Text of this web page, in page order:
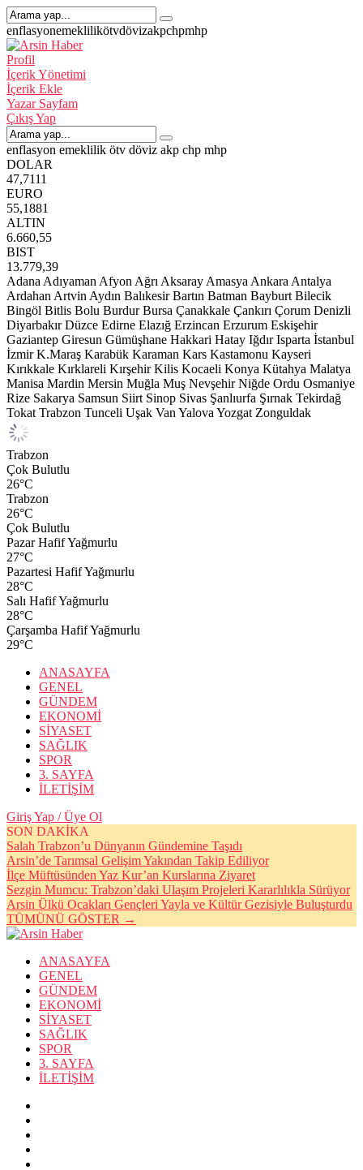
enflasyonemeklilikötvdövizakpchpmhp
Profil
İçerik Yönetimi
İçerik Ekle
Yazar Sayfam
Çıkış Yap
enflasyon emeklilik ötv döviz akp chp mhp
DOLAR
47,7111
EURO
55,1881
ALTIN
6.660,55
BIST
13.779,39
Adana Adıyaman Afyon Ağrı Aksaray Amasya Ankara Antalya
Ardahan Artvin Aydın Balıkesir Bartın Batman Bayburt Bilecik
Bingöl Bitlis Bolu Burdur Bursa Çanakkale Çankırı Çorum Denizli
Diyarbakır Düzce Edirne Elazığ Erzincan Erzurum Eskişehir
Gaziantep Giresun Gümüşhane Hakkari Hatay Iğdır Isparta İstanbul
İzmir K.Maraş Karabük Karaman Kars Kastamonu Kayseri
Kırıkkale Kırklareli Kırşehir Kilis Kocaeli Konya Kütahya Malatya
Manisa Mardin Mersin Muğla Muş Nevşehir Niğde Ordu Osmaniye
Rize Sakarya Samsun Siirt Sinop Sivas Şanlıurfa Şırnak Tekirdağ
Tokat Trabzon Tunceli Uşak Van Yalova Yozgat Zonguldak
Trabzon
Çok Bulutlu
26°C
Trabzon
26°C
Çok Bulutlu
Pazar Hafif Yağmurlu
27°C
Pazartesi Hafif Yağmurlu
28°C
Salı Hafif Yağmurlu
28°C
Çarşamba Hafif Yağmurlu
29°C
ANASAYFA
GENEL
GÜNDEM
EKONOMİ
SİYASET
SAĞLIK
SPOR
3. SAYFA
İLETİŞİM
Giriş Yap / Üye Ol
SON DAKİKA
Salah Trabzon’u Dünyanın Gündemine Taşıdı
Arsin’de Tarımsal Gelişim Yakından Takip Ediliyor
İlçe Müftüsünden Yaz Kur’an Kurslarına Ziyaret
Sezgin Mumcu: Trabzon’daki Ulaşım Projeleri Kararlılıkla Sürüyor
Arsin Ülkü Ocakları Gençleri Yayla ve Kültür Gezisiyle Buluşturdu
TÜMÜNÜ GÖSTER →
ANASAYFA
GENEL
GÜNDEM
EKONOMİ
SİYASET
SAĞLIK
SPOR
3. SAYFA
İLETİŞİM